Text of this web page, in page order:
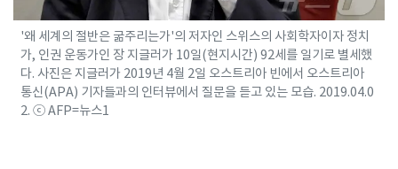
'왜 세계의 절반은 굶주리는가'의 저자인 스위스의 사회학자이자 정치
가, 인권 운동가인 장 지글러가 10일(현지시간) 92세를 일기로 별세했
다. 사진은 지글러가 2019년 4월 2일 오스트리아 빈에서 오스트리아
통신(APA) 기자들과의 인터뷰에서 질문을 듣고 있는 모습. 2019.04.0
2. ⓒ AFP=뉴스1